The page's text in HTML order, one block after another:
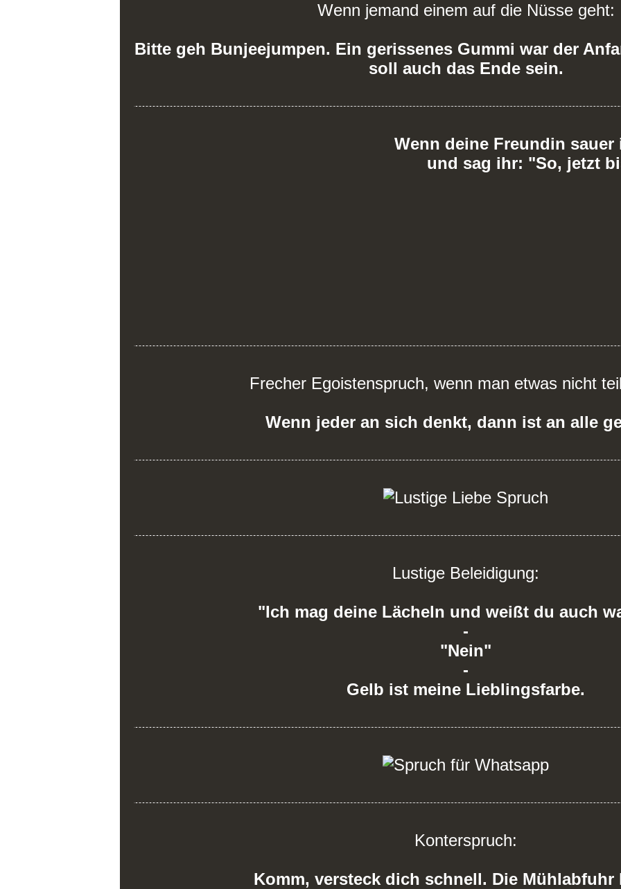
Wenn jemand einem auf die Nüsse geht:
Bitte geh Bunjeejumpen. Ein gerissenes Gummi war der
soll auch das Ende sein.
Wenn deine Freundin
und sag ihr: "So, jetzt
Frecher Egoistenspruch, wenn man etwas nicht
Wenn jeder an sich denkt, dann ist an alle
Lustige Beleidigung:
"Ich mag deine Lächeln und weißt du auch
-
"Nein"
-
Gelb ist meine Lieblingsfarbe.
Konterspruch:
Komm, versteck dich schnell. Die Mühlabfuhr